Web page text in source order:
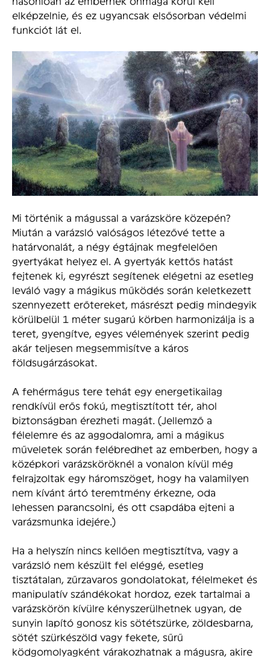
elképzelnie, és ez ugyancsak elsősorban védelmi
funkciót lát el.
Mi történik a mágussal a varázsköre közepén?
Miután a varázsló valóságos létezővé tette a
határvonalát, a négy égtájnak megfelelően
gyertyákat helyez el. A gyertyák kettős hatást
fejtenek ki, egyrészt segítenek elégetni az esetleg
leváló vagy a mágikus működés során keletkezett
szennyezett erőtereket, másrészt pedig mindegyik
körülbelül 1 méter sugarú körben harmonizálja is a
teret, gyengítve, egyes vélemények szerint pedig
akár teljesen megsemmisítve a káros
földsugárzásokat.
A fehérmágus tere tehát egy energetikailag
rendkívül erős fokú, megtisztított tér, ahol
biztonságban érezheti magát. (Jellemző a
félelemre és az aggodalomra, ami a mágikus
műveletek során felébredhet az emberben, hogy a
középkori varázsköröknél a vonalon kívül még
felrajzoltak egy háromszöget, hogy ha valamilyen
nem kívánt ártó teremtmény érkezne, oda
lehessen parancsolni, és ott csapdába ejteni a
varázsmunka idejére.)
Ha a helyszín nincs kellően megtisztítva, vagy a
varázsló nem készült fel eléggé, esetleg
tisztátalan, zűrzavaros gondolatokat, félelmeket és
manipulatív szándékokat hordoz, ezek tartalmai a
varázskörön kívülre kényszerülhetnek ugyan, de
sunyin lapító gonosz kis sötétszürke, zöldesbarna,
sötét szürkészöld vagy fekete, sűrű
ködgomolyagként várakozhatnak a mágusra, akire